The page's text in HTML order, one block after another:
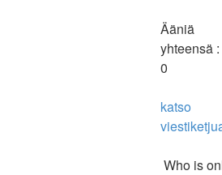
Ääniä
yhteensä :
0
katso
Who is